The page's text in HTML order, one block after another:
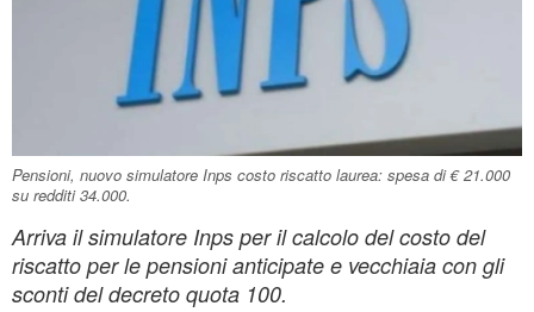
Pensioni, nuovo simulatore Inps costo riscatto laurea: spesa di € 21.000
su redditi 34.000.
Arriva il simulatore Inps per il calcolo del costo del
riscatto per le pensioni anticipate e vecchiaia con gli
sconti del decreto quota 100.